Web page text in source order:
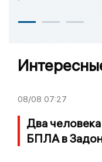
08/08 07:27
Два
БПЛА в